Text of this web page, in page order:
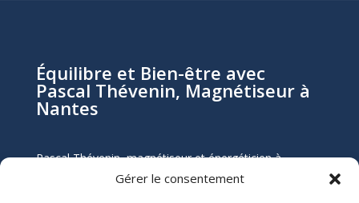
Gérer le consentement
Équilibre et Bien-être avec
Pascal Thévenin, Magnétiseur à
Nantes
Pascal Thévenin, magnétiseur et énergéticien à
Nantes, vous accompagne vers un mieux-être durable